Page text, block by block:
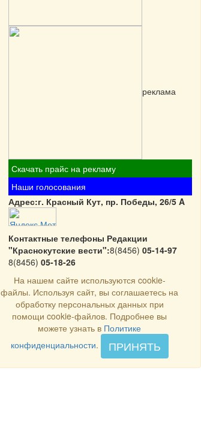
реклама
Скачать прайс на рекламу
Наши голосования
Адрес:г. Красный Кут, пр. Победы, 26/5 A
Контактные телефоны Редакции
"Краснокутские вести":8(8456) 05-14-97
8(8456) 05-18-26
На нашем сайте используются cookie-
файлы. Используя сайт, вы соглашаетесь на
обработку персональных данных при
помощи cookie-файлов. Подробнее вы
можете узнать в Политике
конфиденциальности. ПРИНЯТЬ